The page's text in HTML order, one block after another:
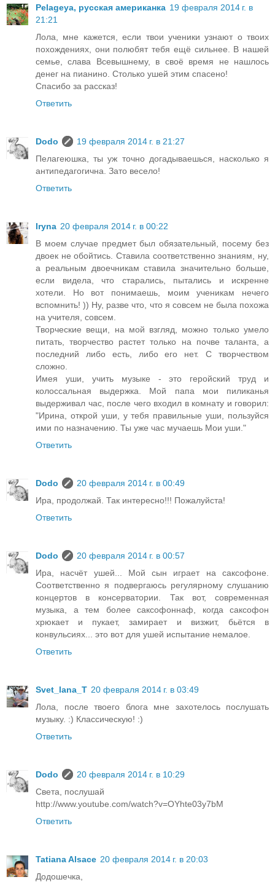
Pelageya, русская американка 19 февраля 2014 г. в
21:21
Лола, мне кажется, если твои ученики узнают о твоих
похождениях, они полюбят тебя ещё сильнее. В нашей
семье, слава Всевышнему, в своё время не нашлось
денег на пианино. Столько ушей этим спасено!
Спасибо за рассказ!
Ответить
Dodo
19 февраля 2014 г. в 21:27
Пелагеюшка, ты уж точно догадываешься, насколько я
антипедагогична. Зато весело!
Ответить
Iryna 20 февраля 2014 г. в 00:22
В моем случае предмет был обязательный, посему без
двоек не обойтись. Ставила соответственно знаниям, ну,
а реальным двоечникам ставила значительно больше,
если видела, что старались, пытались и искренне
хотели. Но вот понимаешь, моим ученикам нечего
вспомнить! )) Ну, разве что, что я совсем не была похожа
на учителя, совсем.
Творческие вещи, на мой взгляд, можно только умело
питать, творчество растет только на почве таланта, а
последний либо есть, либо его нет. С творчеством
сложно.
Имея уши, учить музыке - это геройский труд и
колоссальная выдержка. Мой папа мои пиликанья
выдерживал час, после чего входил в комнату и говорил:
"Ирина, открой уши, у тебя правильные уши, пользуйся
ими по назначению. Ты уже час мучаешь Мои уши."
Ответить
Dodo
20 февраля 2014 г. в 00:49
Ира, продолжай. Так интересно!!! Пожалуйста!
Ответить
Dodo
20 февраля 2014 г. в 00:57
Ира, насчёт ушей... Мой сын играет на саксофоне.
Соответственно я подвергаюсь регулярному слушанию
концертов в консерватории. Так вот, современная
музыка, а тем более саксофоннаф, когда саксофон
хрюкает и пукает, замирает и визжит, бьётся в
конвульсиях... это вот для ушей испытание немалое.
Ответить
Svet_lana_T 20 февраля 2014 г. в 03:49
Лола, после твоего блога мне захотелось послушать
музыку. :) Классическую! :)
Ответить
Dodo
20 февраля 2014 г. в 10:29
Света, послушай
http://www.youtube.com/watch?v=OYhte03y7bM
Ответить
Tatiana Alsace 20 февраля 2014 г. в 20:03
Додошечка,